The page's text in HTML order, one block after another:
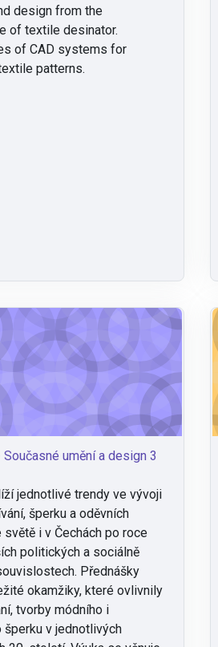
design from the
of textile desinator.
of CAD systems for
patterns.
umění a design 3 (2024)
Současné umění a design 3
jednotlivé trendy ve vývoji
šperku a oděvních
i v Čechách po roce
politických a sociálně
Přednášky
okamžiky, které ovlivnily
tvorby módního i
šperku v jednotlivých